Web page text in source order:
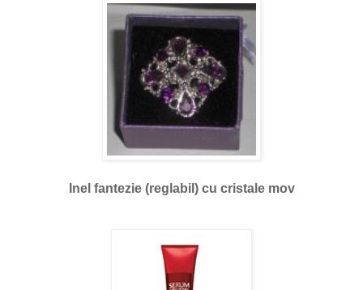
Inel fantezie (reglabil) cu cristale mov